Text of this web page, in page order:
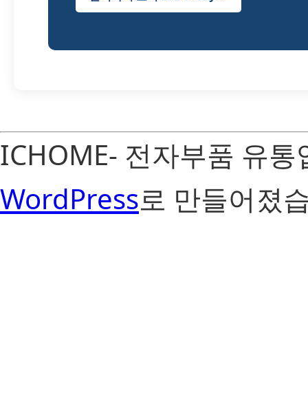
ICHOME- 전자부품 유
WordPress로 만들어졌